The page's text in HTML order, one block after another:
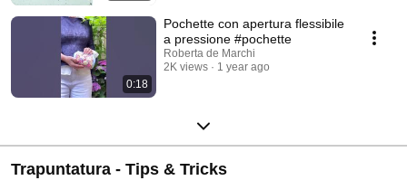
0:18
Pochette con apertura flessibile
a pressione #pochette
Roberta de Marchi
2K views
1 year ago
Trapuntatura - Tips & Tricks